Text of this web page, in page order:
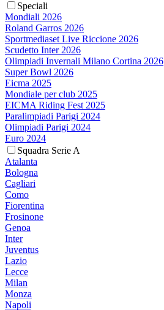
Speciali
Mondiali 2026
Roland Garros 2026
Sportmediaset Live Riccione 2026
Scudetto Inter 2026
Olimpiadi Invernali Milano Cortina 2026
Super Bowl 2026
Eicma 2025
Mondiale per club 2025
EICMA Riding Fest 2025
Paralimpiadi Parigi 2024
Olimpiadi Parigi 2024
Euro 2024
Squadra Serie A
Atalanta
Bologna
Cagliari
Como
Fiorentina
Frosinone
Genoa
Inter
Juventus
Lazio
Lecce
Milan
Monza
Napoli